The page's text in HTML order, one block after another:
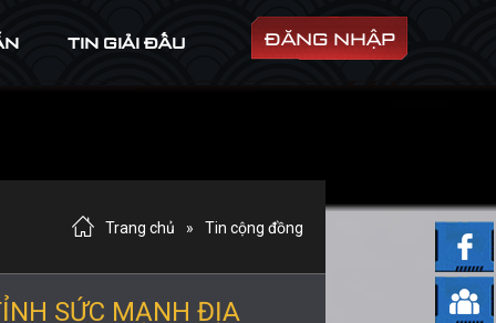
TIN GIẢI ĐẤU ĐĂNG NHẬP
Trang chủ » Tin cộng đồng
SỨC MẠNH ĐỊA